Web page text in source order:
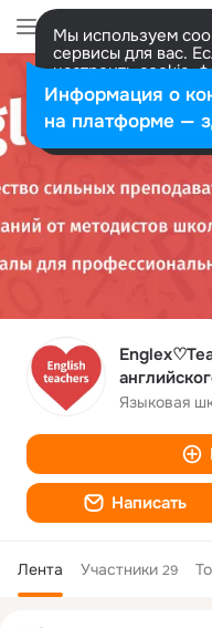
Мы используем
сервисы для вас.
настроить cookie-
представитель.
Разрешить все
Языковая
Написать
Лента Участники 29
Информация о
на платформе —